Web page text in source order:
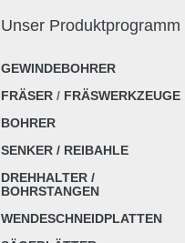
Unser Produktprogramm
GEWINDEBOHRER
FRÄSER / FRÄSWERKZEUGE
BOHRER
SENKER / REIBAHLE
DREHHALTER /
BOHRSTANGEN
WENDESCHNEIDPLATTEN